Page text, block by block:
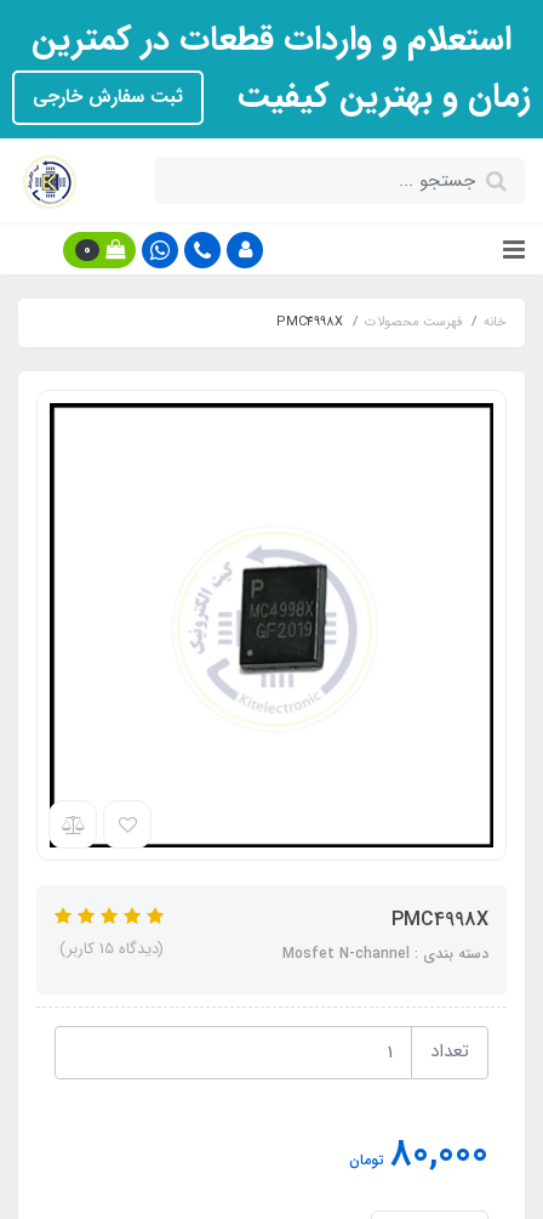
استعلام و واردات قطعات در کمترین
زمان و بهترین کیفیت
ثبت سفارش خارجی
0
خانه فهرست محصولات PMC4998X
PMC4998X
دسته بندی : Mosfet N-channel (دیدگاه 15 کاربر)
تعداد
80,000 تومان